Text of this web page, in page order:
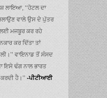
ਲਾਇਆ, ‘‘ਹੋਟਲ ਦਾ
ਵਾਲੇ ਉਸ ਦੇ ਪੁੱਤਰ
ਮਜਬੂਰ ਕਰ ਰਹੇ
ਕਰ ਦਿੱਤਾ ਤਾਂ
ਵਾਇਨਾਡ ਤੋਂ ਸੰਸਦ
ਇਸੇ ਢੰਗ ਨਾਲ ਭਾਰਤ
ਹੈ।’’ -ਪੀਟੀਆਈ